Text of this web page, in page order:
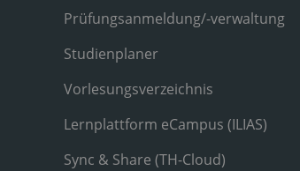
Prüfungsanmeldung/-verwaltung
Studienplaner
Vorlesungsverzeichnis
Lernplattform eCampus (ILIAS)
Sync & Share (TH-Cloud)